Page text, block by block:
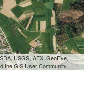
USGS, AEX, GeoEye,
the GIS User Community